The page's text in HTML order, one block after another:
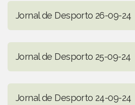
Jornal de Desporto 26-09-24
Jornal de Desporto 25-09-24
Jornal de Desporto 24-09-24